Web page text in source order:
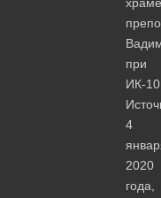
при
ИК-10
4
2020
года,